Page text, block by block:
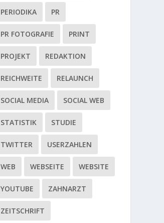
PERIODIKA PR
PR FOTOGRAFIE PRINT
PROJEKT REDAKTION
REICHWEITE RELAUNCH
SOCIAL MEDIA SOCIAL WEB
STATISTIK STUDIE
TWITTER USERZAHLEN
WEB WEBSEITE WEBSITE
YOUTUBE ZAHNARZT
ZEITSCHRIFT